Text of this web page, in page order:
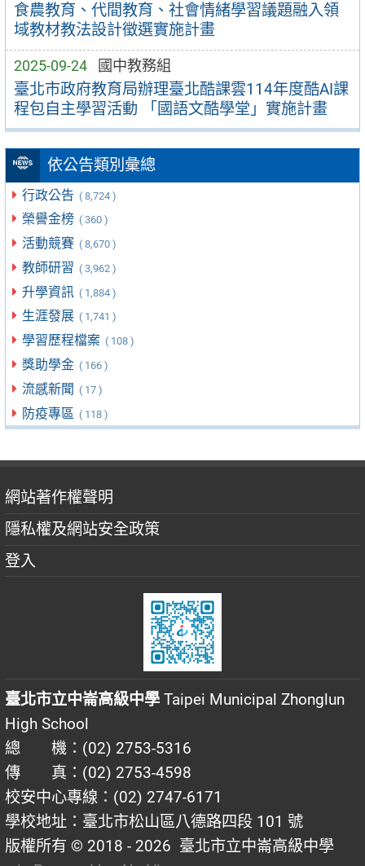
食農教育、代間教育、社會情緒學習議題融入領
域教材教法設計徵選實施計畫
2025-09-24 國中教務組
臺北市政府教育局辦理臺北酷課雲114年度酷AI課
程包自主學習活動 「國語文酷學堂」實施計畫
依公告類別彙總
行政公告 ( 8,724 )
榮譽金榜 ( 360 )
活動競賽 ( 8,670 )
教師研習 ( 3,962 )
升學資訊 ( 1,884 )
生涯發展 ( 1,741 )
學習歷程檔案 ( 108 )
獎助學金 ( 166 )
流感新聞 ( 17 )
防疫專區 ( 118 )
網站著作權聲明
隱私權及網站安全政策
登入
臺北市立中崙高級中學 Taipei Municipal Zhonglun
High School
總 機：(02) 2753-5316
傳 真：(02) 2753-4598
校安中心專線：(02) 2747-6171
學校地址：臺北市松山區八德路四段 101 號
版權所有 © 2018 - 2026 臺北市立中崙高級中學